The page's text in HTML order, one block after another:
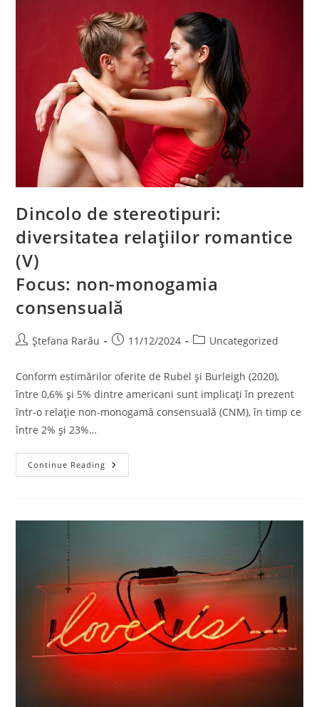
Dincolo de stereotipuri:
diversitatea relațiilor romantice
(V)
Focus: non-monogamia
consensuală
Ștefana Rarău 11/12/2024 Uncategorized
Conform estimărilor oferite de Rubel și Burleigh (2020),
între 0,6% și 5% dintre americani sunt implicați în prezent
într-o relație non-monogamă consensuală (CNM), în timp ce
între 2% și 23%…
Continue Reading